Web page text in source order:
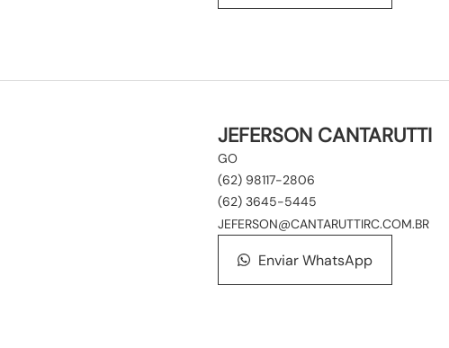
JEFERSON CANTARUTTI
GO
(62) 98117-2806
(62) 3645-5445
JEFERSON@CANTARUTTIRC.COM.BR
Enviar WhatsApp